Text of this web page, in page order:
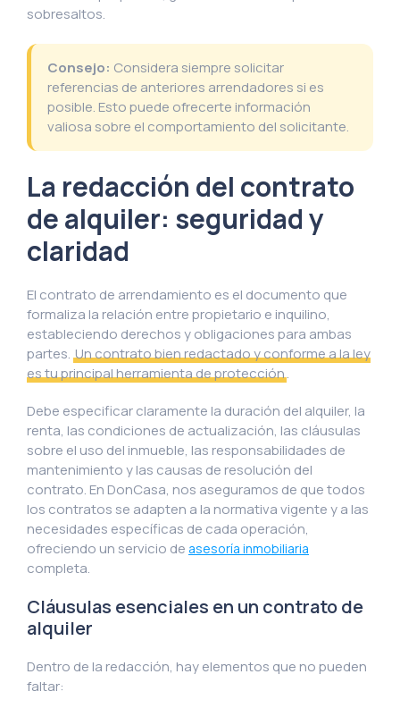
sobresaltos.
Consejo: Considera siempre solicitar
referencias de anteriores arrendadores si es
posible. Esto puede ofrecerte información
valiosa sobre el comportamiento del solicitante.
La redacción del contrato
de alquiler: seguridad y
claridad
El contrato de arrendamiento es el documento que
formaliza la relación entre propietario e inquilino,
estableciendo derechos y obligaciones para ambas
partes. Un contrato bien redactado y conforme a la ley
es tu principal herramienta de protección.
Debe especificar claramente la duración del alquiler, la
renta, las condiciones de actualización, las cláusulas
sobre el uso del inmueble, las responsabilidades de
mantenimiento y las causas de resolución del
contrato. En DonCasa, nos aseguramos de que todos
los contratos se adapten a la normativa vigente y a las
necesidades específicas de cada operación,
ofreciendo un servicio de asesoría inmobiliaria
completa.
Cláusulas esenciales en un contrato de
alquiler
Dentro de la redacción, hay elementos que no pueden
faltar: